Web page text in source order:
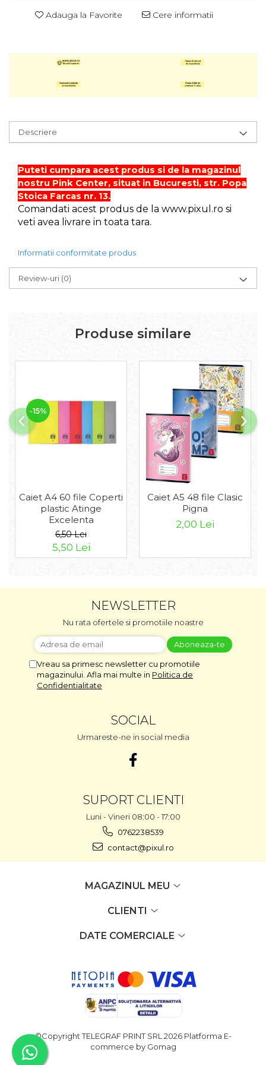
Hartie glasata si creponata
Penare
Penar borseta neechipat
Ghiozdane
Pensule
Plastilina / Lut
Pixuri pentru copii
Pic si corectoare
Rollere scolare
Sabloane scolare
Truse Geometrie, Rigle, Echere
Carti de colorat + poveste
Panza de pictura
Adauga la Favorite Cere informatii
Descriere
Puteti cumpara acest produs si de la magazinul
nostru Pink Center, situat in Bucuresti, str. Popa
Stoica Farcas nr. 13.
Comandati acest produs de la www.pixul.ro si
veti avea livrare in toata tara.
Informatii conformitate produs
Review-uri (0)
Produse similare
-15%
Caiet A4 60 file Coperti
plastic Atinge
Excelenta
6,50 Lei
5,50 Lei
Caiet A5 48 file Clasic
Pigna
2,00 Lei
NEWSLETTER
Nu rata ofertele si promotiile noastre
Vreau sa primesc newsletter cu promotiile
magazinului. Afla mai multe in Politica de
Confidentialitate
SOCIAL
Urmareste-ne in social media
SUPORT CLIENTI
Luni - Vineri 08:00 - 17:00
0762238539
contact@pixul.ro
MAGAZINUL MEU
CLIENTI
DATE COMERCIALE
©Copyright TELEGRAF PRINT SRL 2026 Platforma E-
commerce by Gomag